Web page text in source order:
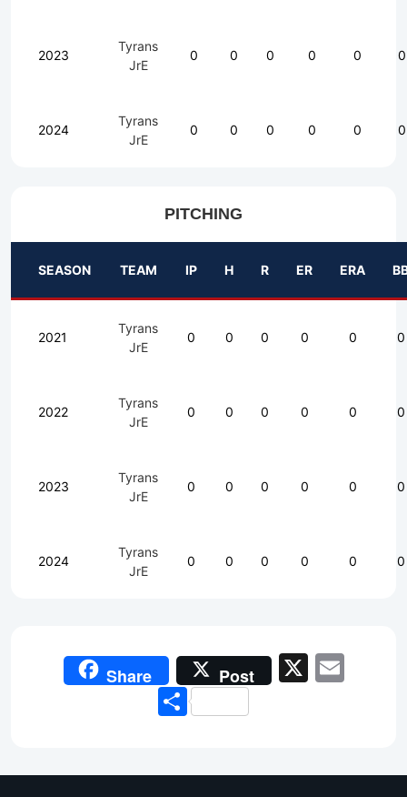
2023
Tyrans
JrE
0 0 0 0 0 0
2024
Tyrans
JrE
0 0 0 0 0 0
PITCHING
SEASON TEAM IP H R ER ERA
2021
Tyrans
JrE
0 0 0 0 0 0
2022
Tyrans
JrE
0 0 0 0 0 0
2023
Tyrans
JrE
0 0 0 0 0 0
2024
Tyrans
JrE
0 0 0 0 0 0
Share Post X
Share